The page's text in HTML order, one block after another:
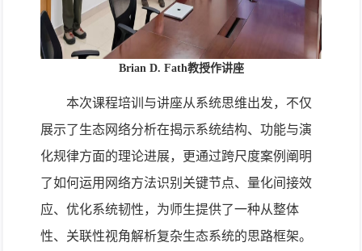
Brian D. Fath教授作讲座
本次课程培训与讲座从系统思维出发，不仅
展示了生态网络分析在揭示系统结构、功能与演
化规律方面的理论进展，更通过跨尺度案例阐明
了如何运用网络方法识别关键节点、量化间接效
应、优化系统韧性，为师生提供了一种从整体
性、关联性视角解析复杂生态系统的思路框架。